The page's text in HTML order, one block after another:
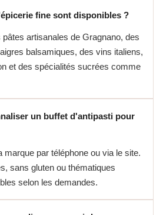
fine sont disponibles ?
artisanales de Gragnano, des
balsamiques, des vins italiens,
et des spécialités sucrées comme
un buffet d'antipasti pour
marque par téléphone ou via le site.
sans gluten ou thématiques
selon les demandes.